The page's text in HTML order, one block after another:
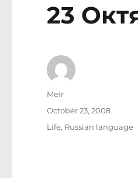
23
Author
MeIr
Posted
on
October 23, 2008
Categories
Life, Russian language